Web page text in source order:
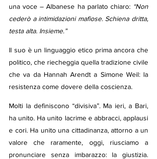
una voce – Albanese ha parlato chiaro: “Non
cederò a intimidazioni mafiose. Schiena dritta,
testa alta. Insieme.”
Il suo è un linguaggio etico prima ancora che
politico, che riecheggia quella tradizione civile
che va da Hannah Arendt a Simone Weil: la
resistenza come dovere della coscienza.
Molti la definiscono “divisiva”. Ma ieri, a Bari,
ha unito. Ha unito lacrime e abbracci, applausi
e cori. Ha unito una cittadinanza, attorno a un
valore che raramente, oggi, riusciamo a
pronunciare senza imbarazzo: la giustizia.